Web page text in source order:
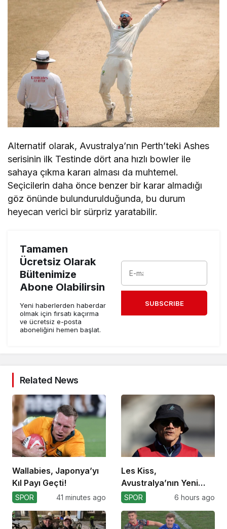
Alternatif olarak, Avustralya’nın Perth’teki Ashes
serisinin ilk Testinde dört ana hızlı bowler ile
sahaya çıkma kararı alması da muhtemel.
Seçicilerin daha önce benzer bir karar almadığı
göz önünde bulundurulduğunda, bu durum
heyecan verici bir sürpriz yaratabilir.
Tamamen
Ücretsiz Olarak
Bültenimize
Abone Olabilirsin
Yeni haberlerden haberdar
olmak için fırsatı kaçırma
ve ücretsiz e-posta
aboneliğini hemen başlat.
SUBSCRIBE
Related News
Wallabies, Japonya’yı
Kıl Payı Geçti!
SPOR 41 minutes ago
Les Kiss,
Avustralya’nın Yeni
Koçu Olarak Debüt
SPOR 6 hours ago